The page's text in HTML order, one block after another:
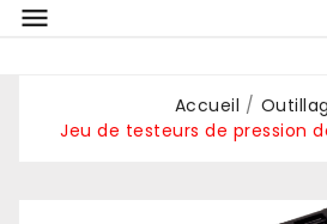

Accueil
Jeu de testeurs de pression